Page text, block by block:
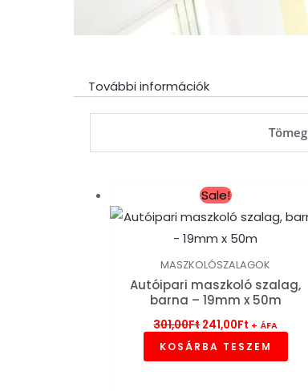
További információk
Tömeg
Sale!
MASZKOLÓSZALAGOK
Autóipari maszkoló szalag,
barna – 19mm x 50m
301,00Ft
Original
price
was:
301,00Ft.
241,00Ft
is:
+ ÁFA
KOSÁRBA TESZEM